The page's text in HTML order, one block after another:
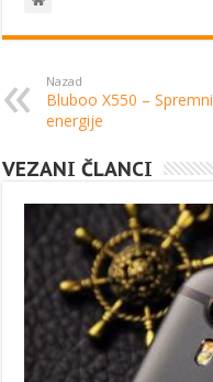
Nazad
Bluboo X550 –
energije
VEZANI ČLANCI